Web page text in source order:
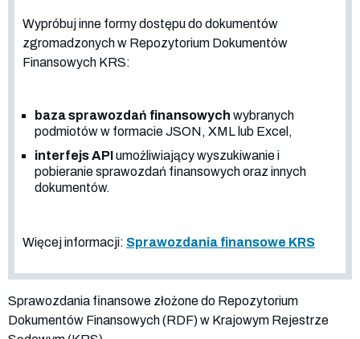
Wypróbuj inne formy dostępu do dokumentów
zgromadzonych w Repozytorium Dokumentów
Finansowych KRS:
baza sprawozdań finansowych wybranych
podmiotów w formacie JSON, XML lub Excel,
interfejs APIumożliwiający wyszukiwanie i
pobieranie sprawozdań finansowych oraz innych
dokumentów.
Więcej informacji: Sprawozdania finansowe KRS
Sprawozdania finansowe złożone do Repozytorium
Dokumentów Finansowych (RDF) w Krajowym Rejestrze